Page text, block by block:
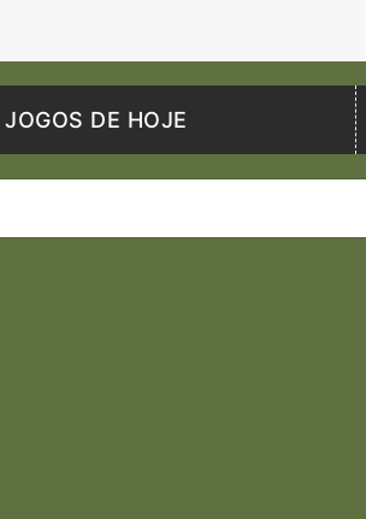
JOGOS DE HOJE